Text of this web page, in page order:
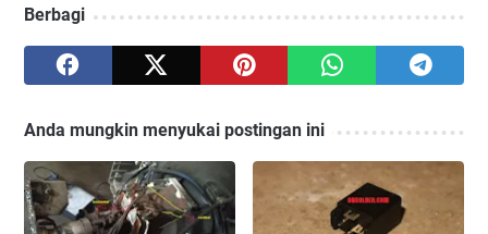
Berbagi
Anda mungkin menyukai postingan ini